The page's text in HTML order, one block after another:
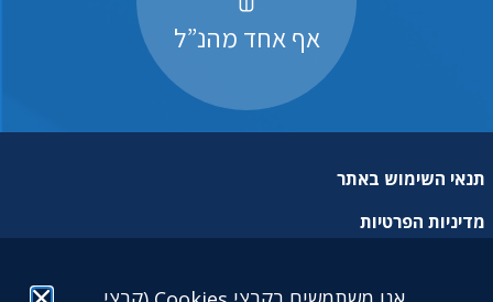
אף אחד מהנ”ל
תנאי השימוש באתר
מדיניות הפרטיות